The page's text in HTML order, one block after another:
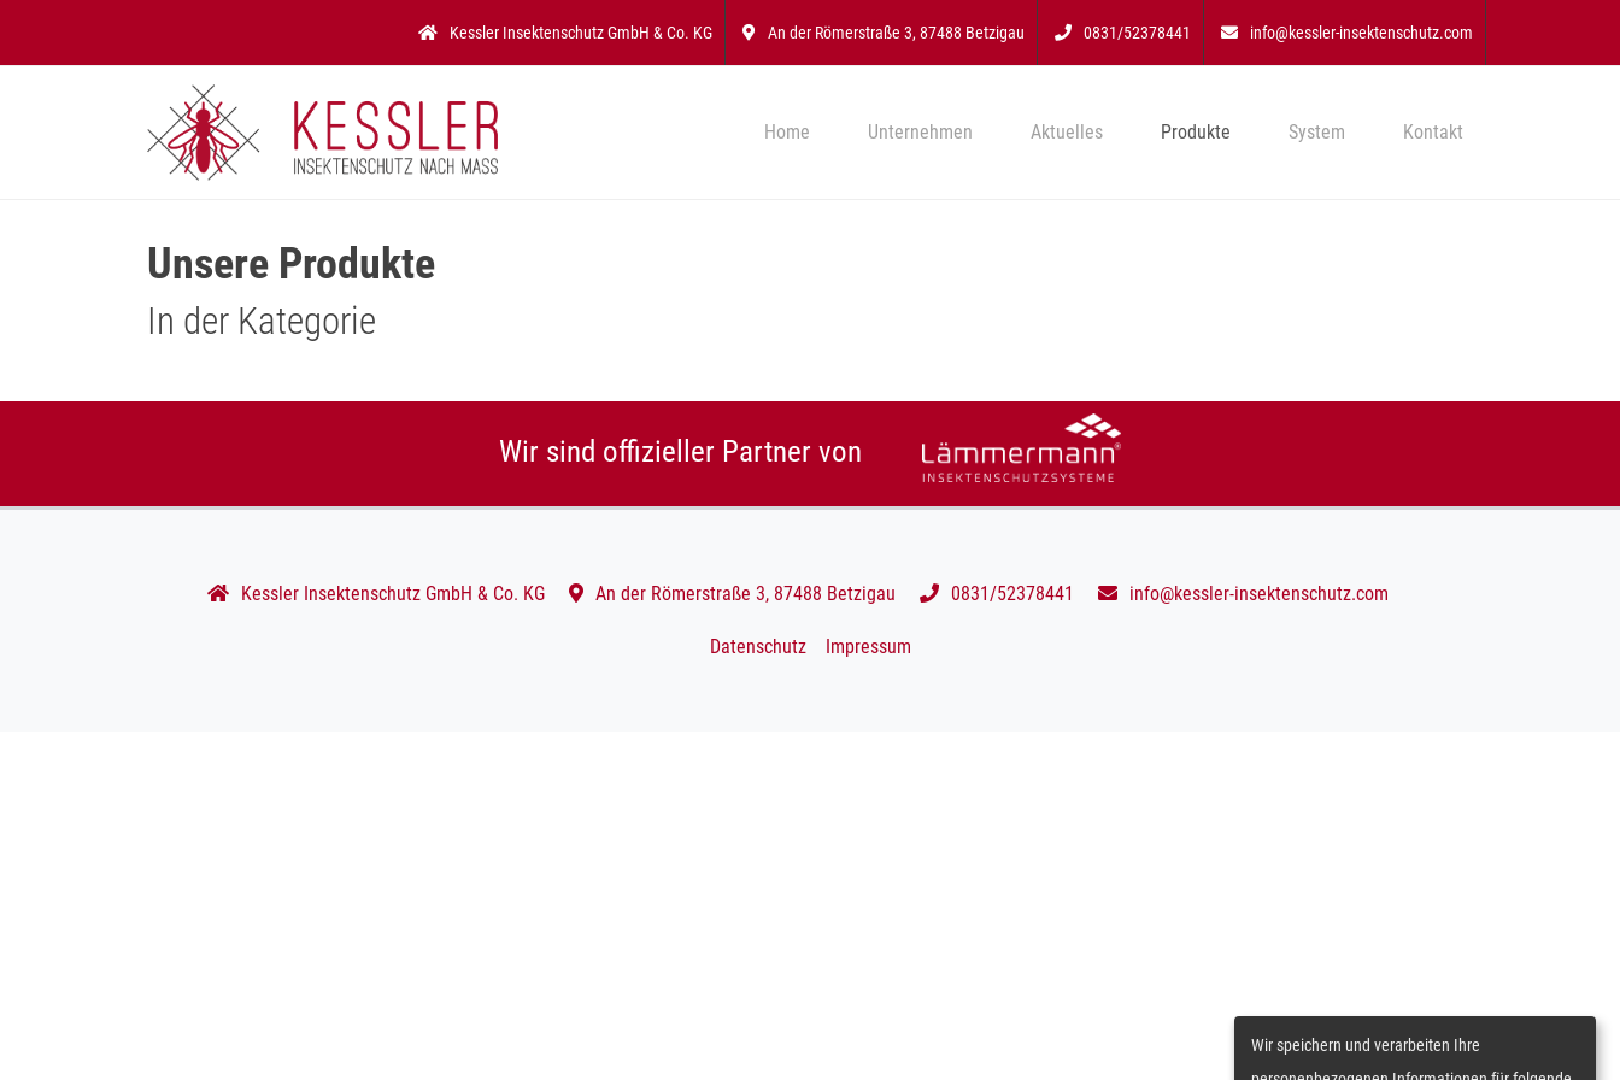
Kessler Insektenschutz GmbH & Co. KG An der Römerstraße 3, 87488 Betzigau 0831/52378441 info@kessler-insektenschutz.com
Home Unternehmen Aktuelles Produkte System Kontakt
Unsere Produkte
In der Kategorie
Wir sind offizieller Partner von
Kessler Insektenschutz GmbH & Co. KG An der Römerstraße 3, 87488 Betzigau 0831/52378441 info@kessler-insektenschutz.com
Datenschutz Impressum
Wir speichern und verarbeiten Ihre